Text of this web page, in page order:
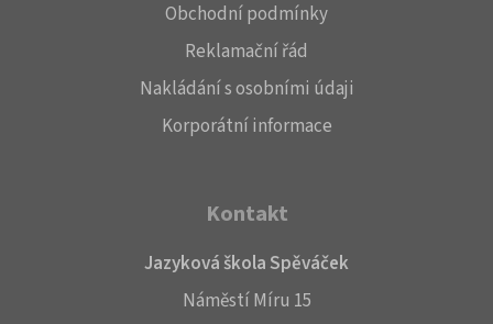
Obchodní podmínky
Reklamační řád
Nakládání s osobními údaji
Korporátní informace
Kontakt
Jazyková škola Spěváček
Náměstí Míru 15